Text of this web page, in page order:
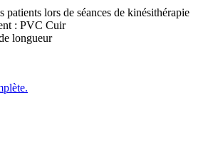
patients lors de séances de kinésithérapie
: PVC Cuir
longueur